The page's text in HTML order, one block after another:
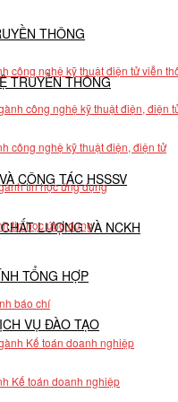
THÔNG
TRUYỀN THÔNG
CÔNG TÁC HSSSV
LƯỢNG VÀ NCKH
TỔNG HỢP
VỤ ĐÀO TẠO
công nghệ kỹ thuật điện tử viễn
công nghệ kỹ thuật điện, điện tử
tin học ứng dụng
báo chí
Kế toán doanh nghiệp